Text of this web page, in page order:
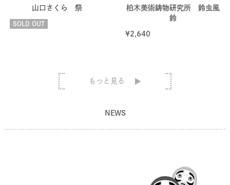
山口さくら 祭
SOLD OUT
柏木美術鋳物研究所 鈴虫風
鈴
¥2,640
もっと見る
NEWS